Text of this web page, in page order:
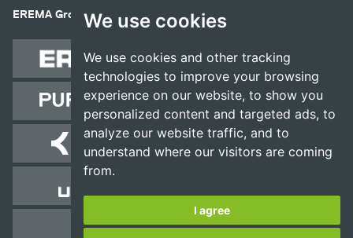
We use cookies
We use cookies and other tracking
technologies to improve your browsing
experience on our website, to show you
personalized content and targeted ads, to
analyze our website traffic, and to
understand where our visitors are coming
from.
I agree
EREMA Group companies